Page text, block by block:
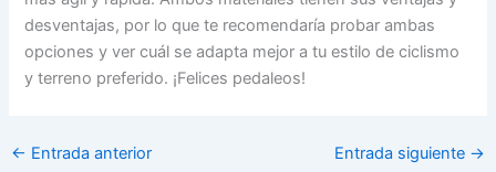
desventajas, por lo que te recomendaría probar ambas
opciones y ver cuál se adapta mejor a tu estilo de ciclismo
y terreno preferido. ¡Felices pedaleos!
← Entrada anterior Entrada siguiente →